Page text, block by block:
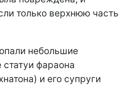
только верхнюю часть
небольшие
статуи фараона
и его супруги